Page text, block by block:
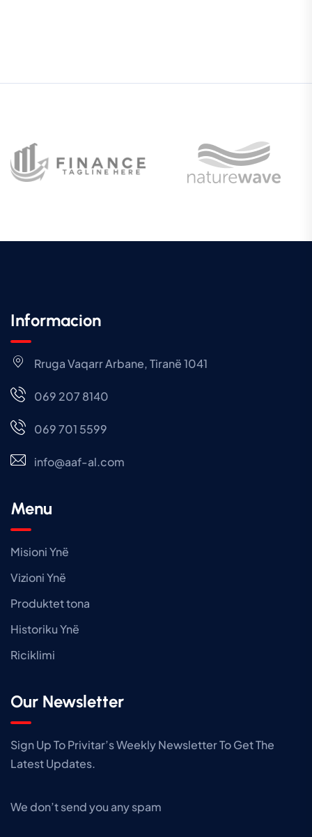
Informacion
Rruga Vaqarr Arbane, Tiranë 1041
069 207 8140
069 701 5599
info@aaf-al.com
Menu
Misioni Ynë
Vizioni Ynë
Produktet tona
Historiku Ynë
Riciklimi
Our Newsletter
Sign Up To Privitar’s Weekly Newsletter To Get The
Latest Updates.
We don’t send you any spam